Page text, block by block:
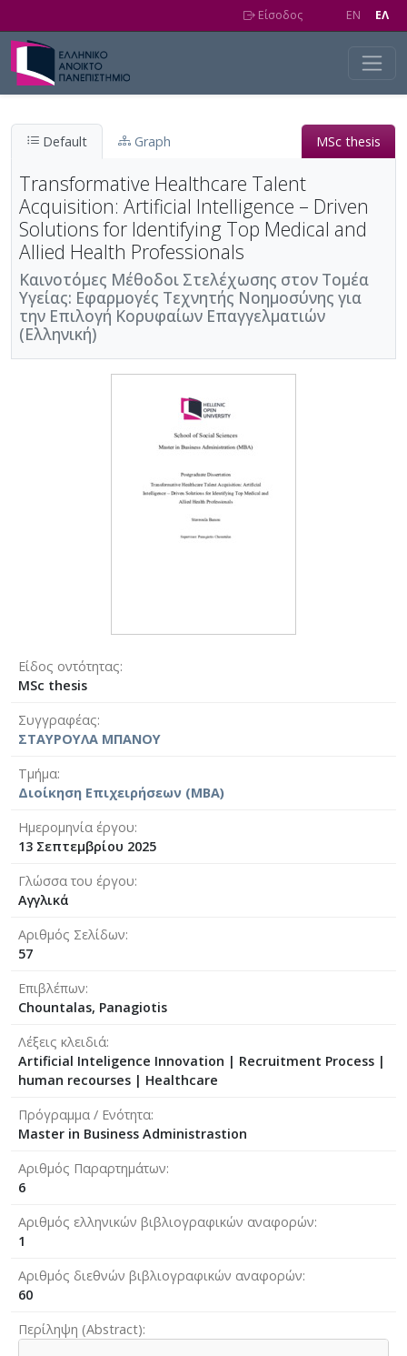
Είσοδος EN EΛ
Default Graph MSc thesis
Transformative Healthcare Talent
Acquisition: Artificial Intelligence – Driven
Solutions for Identifying Top Medical and
Allied Health Professionals
Καινοτόμες Μέθοδοι Στελέχωσης στον Τομέα
Υγείας: Εφαρμογές Τεχνητής Νοημοσύνης για
την Επιλογή Κορυφαίων Επαγγελματιών
(Ελληνική)
Είδος οντότητας
MSc thesis
Συγγραφέας
ΣΤΑΥΡΟΥΛΑ ΜΠΑΝΟΥ
Τμήμα
Διοίκηση Επιχειρήσεων (MBA)
Ημερομηνία έργου
13 Σεπτεμβρίου 2025
Γλώσσα του έργου
Αγγλικά
Αριθμός Σελίδων
57
Επιβλέπων
Chountalas, Panagiotis
Λέξεις κλειδιά
Artificial Inteligence Innovation | Recruitment Process |
human recourses | Healthcare
Πρόγραμμα / Ενότητα
Master in Business Administrastion
Αριθμός Παραρτημάτων
6
Αριθμός ελληνικών βιβλιογραφικών αναφορών
1
Αριθμός διεθνών βιβλιογραφικών αναφορών
60
Περίληψη (Abstract)